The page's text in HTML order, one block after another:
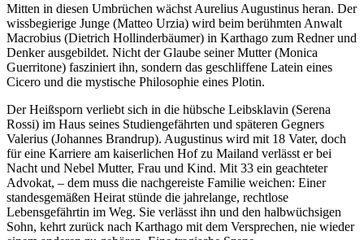
Mitten in diesen Umbrüchen wächst Aurelius Augustinus heran. Der
wissbegierige Junge (Matteo Urzia) wird beim berühmten Anwalt
Macrobius (Dietrich Hollinderbäumer) in Karthago zum Redner und
Denker ausgebildet. Nicht der Glaube seiner Mutter (Monica
Guerritone) fasziniert ihn, sondern das geschliffene Latein eines
Cicero und die mystische Philosophie eines Plotin.
Der Heißsporn verliebt sich in die hübsche Leibsklavin (Serena
Rossi) im Haus seines Studiengefährten und späteren Gegners
Valerius (Johannes Brandrup). Augustinus wird mit 18 Vater, doch
für eine Karriere am kaiserlichen Hof zu Mailand verlässt er bei
Nacht und Nebel Mutter, Frau und Kind. Mit 33 ein geachteter
Advokat, – dem muss die nachgereiste Familie weichen: Einer
standesgemäßen Heirat stünde die jahrelange, rechtlose
Lebensgefährtin im Weg. Sie verlässt ihn und den halbwüchsigen
Sohn, kehrt zurück nach Karthago mit dem Versprechen, nie wieder